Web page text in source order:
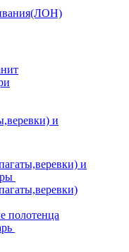
и
и
полотенца